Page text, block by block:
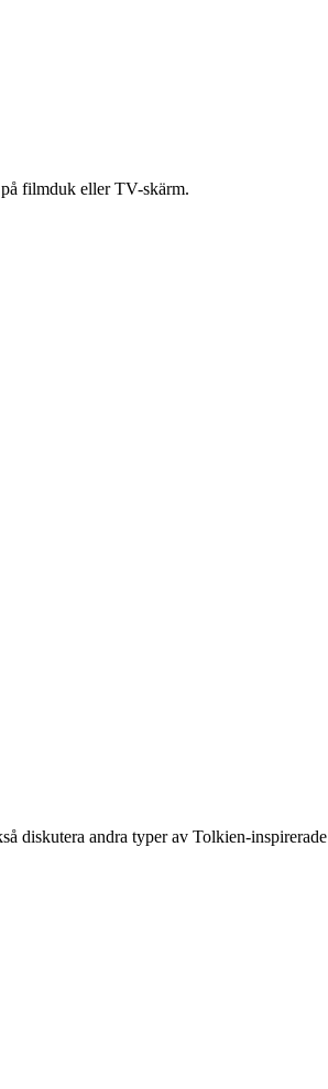
filmduk eller TV-skärm.
diskutera andra typer av Tolkien-inspirerade